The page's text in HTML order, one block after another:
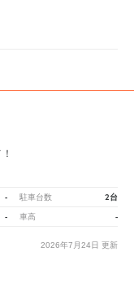
- 駐車台数 2台
- 車高 -
2026年7月24日 更新